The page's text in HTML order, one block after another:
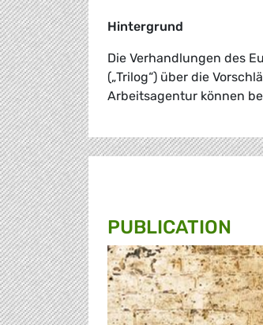
Hintergrund
Die Verhandlungen des
(„Trilog“) über die
Arbeitsagentur können
PUBLICATION